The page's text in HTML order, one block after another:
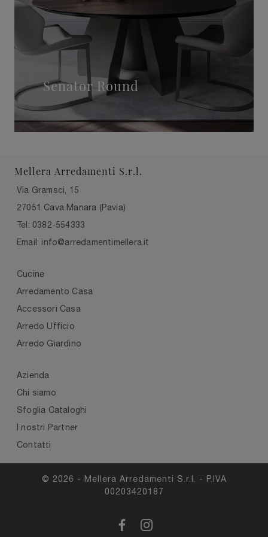
Senator Round
Mellera Arredamenti S.r.l.
Via Gramsci, 15
27051 Cava Manara (Pavia)
Tel: 0382-554333
Email: info@arredamentimellera.it
Cucine
Arredamento Casa
Accessori Casa
Arredo Ufficio
Arredo Giardino
Azienda
Chi siamo
Sfoglia Cataloghi
I nostri Partner
Contatti
© 2026 - Mellera Arredamenti S.r.l. - P.IVA
00203420187